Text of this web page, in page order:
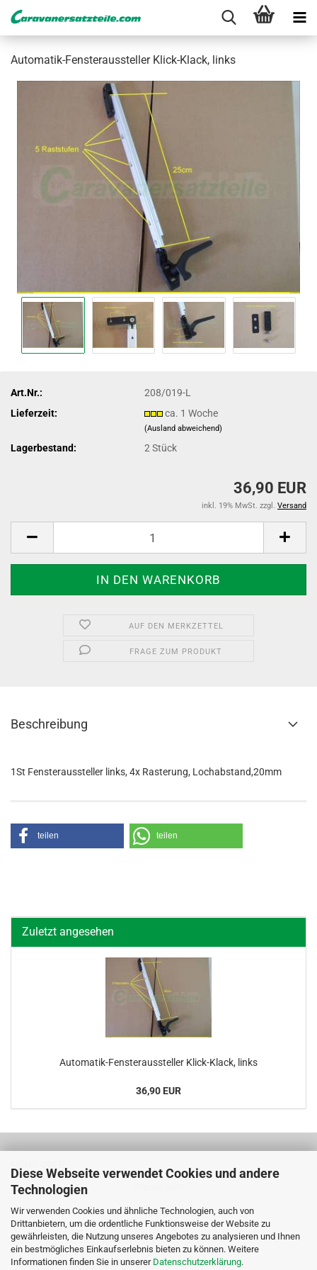
Diese Webseite verwendet Cookies und andere
Technologien
Wir verwenden Cookies und ähnliche Technologien, auch von
Drittanbietern, um die ordentliche Funktionsweise der Website zu
gewährleisten, die Nutzung unseres Angebotes zu analysieren und Ihnen
ein bestmögliches Einkaufserlebnis bieten zu können. Weitere
Informationen finden Sie in unserer Datenschutzerklärung.
Automatik-​Fensteraussteller Klick-​Klack, links
Art.Nr.:
208/019-L
Lieferzeit:
ca. 1 Woche
(Ausland abweichend)
Lagerbestand: 2Stück
36,90 EUR
inkl. 19% MwSt. zzgl. Versand
AUF DEN MERKZETTEL
FRAGE ZUM PRODUKT
Beschreibung
1St Fensteraussteller links, 4x Rasterung, Lochabstand,20mm
teilen teilen
Zuletzt angesehen
Automatik-​Fensteraussteller Klick-​Klack, links
36,90 EUR
AGB
Privatsphäre und Datenschutz
Versand- & Zahlungsbedingungen